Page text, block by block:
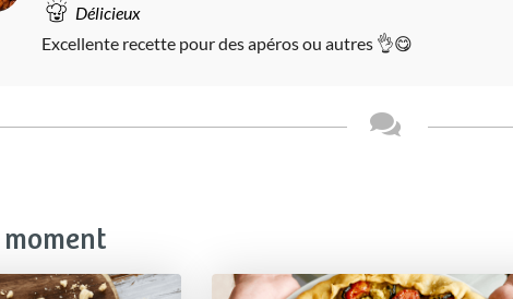
Délicieux
Excellente recette pour des apéros ou autres 👌😋
moment